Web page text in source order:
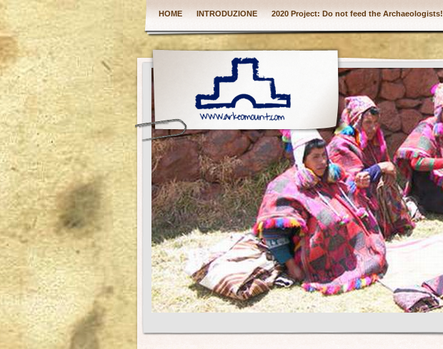
HOME INTRODUZIONE 2020 Project: Do not feed the Archaeologists!